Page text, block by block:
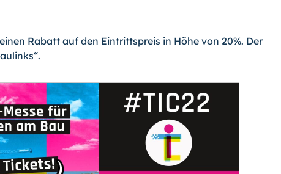
Rabatt auf den Eintrittspreis in Höhe von 20%. Der